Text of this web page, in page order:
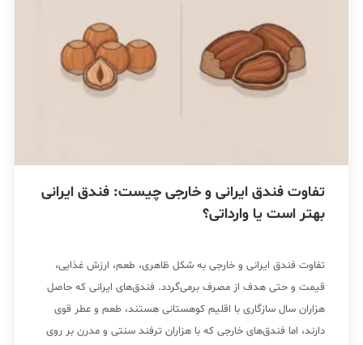
تفاوت فندق ایرانی و خارجی چیست: فندق ایرانی
بهتر است یا وارداتی؟
تفاوت فندق ایرانی و خارجی به شکل ظاهری، طعم، ارزش غذایی،
قیمت و حتی هدف از مصرف برمی‌گردد. فندق‌های ایرانی که حاصل
هزاران سال سازگاری با اقلیم کوهستانی هستند، طعم و عطر قوی
دارند، اما فندق‌های خارجی که با هزاران ترفند سنتی و مدرن بر روی